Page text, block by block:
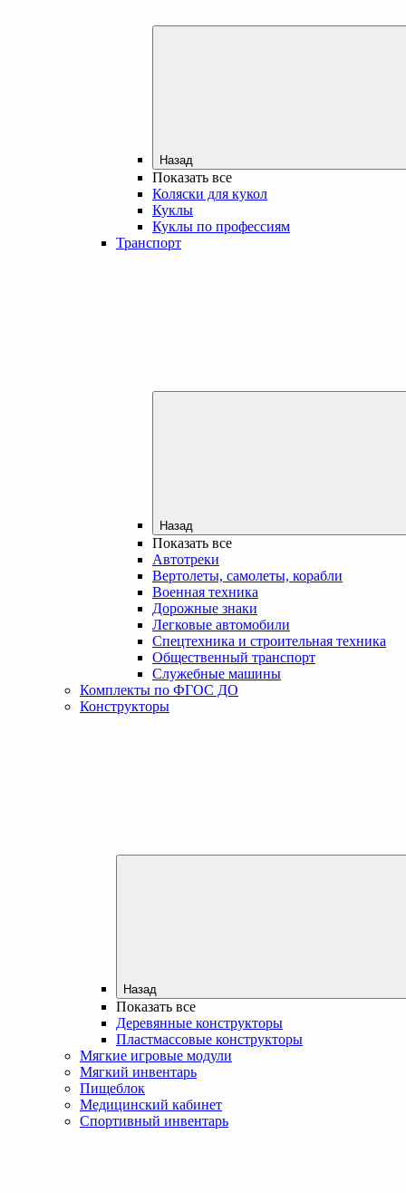
Назад
Показать все
Коляски для кукол
Куклы
Куклы по профессиям
Транспорт
Назад
Показать все
Автотреки
Вертолеты, самолеты, корабли
Военная техника
Дорожные знаки
Легковые автомобили
Спецтехника и строительная техника
Общественный транспорт
Служебные машины
Комплекты по ФГОС ДО
Конструкторы
Назад
Показать все
Деревянные конструкторы
Пластмассовые конструкторы
Мягкие игровые модули
Мягкий инвентарь
Пищеблок
Медицинский кабинет
Спортивный инвентарь